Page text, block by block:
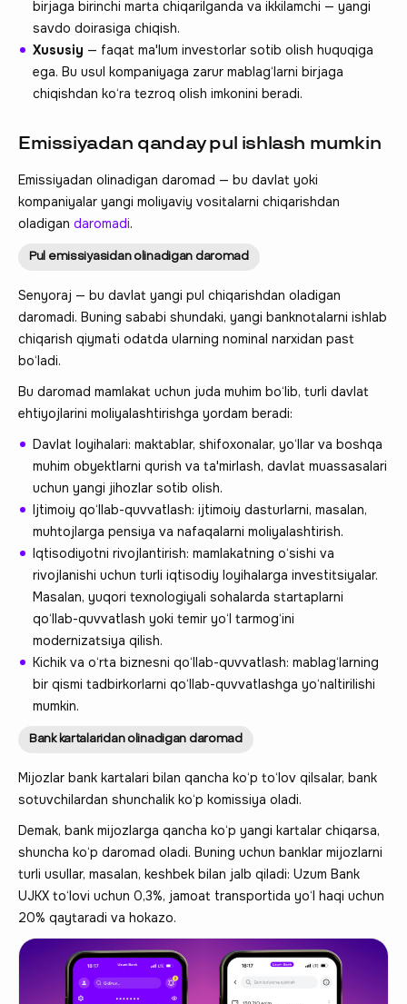
birjaga birinchi marta chiqarilganda va ikkilamchi — yangi
savdo doirasiga chiqish.
Xususiy — faqat ma'lum investorlar sotib olish huquqiga
ega. Bu usul kompaniyaga zarur mablag‘larni birjaga
chiqishdan ko‘ra tezroq olish imkonini beradi.
Emissiyadan qanday pul ishlash mumkin
Emissiyadan olinadigan daromad — bu davlat yoki
kompaniyalar yangi moliyaviy vositalarni chiqarishdan
oladigan daromadi.
Pul emissiyasidan olinadigan daromad
Senyoraj — bu davlat yangi pul chiqarishdan oladigan
daromadi. Buning sababi shundaki, yangi banknotalarni ishlab
chiqarish qiymati odatda ularning nominal narxidan past
bo‘ladi.
Bu daromad mamlakat uchun juda muhim bo‘lib, turli davlat
ehtiyojlarini moliyalashtirishga yordam beradi:
Davlat loyihalari: maktablar, shifoxonalar, yo‘llar va boshqa
muhim obyektlarni qurish va ta'mirlash, davlat muassasalari
uchun yangi jihozlar sotib olish.
Ijtimoiy qo‘llab-quvvatlash: ijtimoiy dasturlarni, masalan,
muhtojlarga pensiya va nafaqalarni moliyalashtirish.
Iqtisodiyotni rivojlantirish: mamlakatning o‘sishi va
rivojlanishi uchun turli iqtisodiy loyihalarga investitsiyalar.
Masalan, yuqori texnologiyali sohalarda startaplarni
qo‘llab-quvvatlash yoki temir yo‘l tarmog‘ini
modernizatsiya qilish.
Kichik va o‘rta biznesni qo‘llab-quvvatlash: mablag‘larning
bir qismi tadbirkorlarni qo‘llab-quvvatlashga yo‘naltirilishi
mumkin.
Bank kartalaridan olinadigan daromad
Mijozlar bank kartalari bilan qancha ko‘p to‘lov qilsalar, bank
sotuvchilardan shunchalik ko‘p komissiya oladi.
Demak, bank mijozlarga qancha ko‘p yangi kartalar chiqarsa,
shuncha ko‘p daromad oladi. Buning uchun banklar mijozlarni
turli usullar, masalan, keshbek bilan jalb qiladi: Uzum Bank
UJKX to‘lovi uchun 0,3%, jamoat transportida yo‘l haqi uchun
20% qaytaradi va hokazo.